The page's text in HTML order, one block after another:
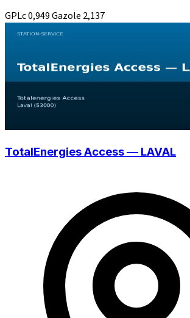
GPLc0,949Gazole 2,137
TotalEnergies Access — LAVAL